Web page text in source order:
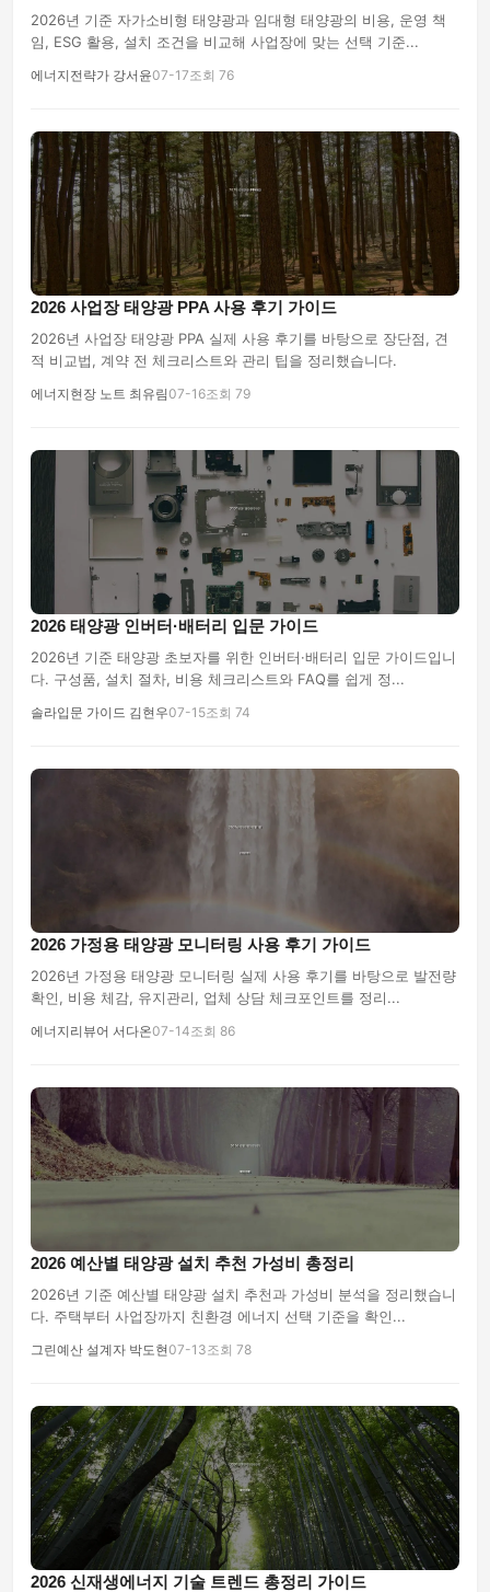
2026년 기준 자가소비형 태양광과 임대형 태양광의 비용, 운영 책
임, ESG 활용, 설치 조건을 비교해 사업장에 맞는 선택 기준...
에너지전략가 강서윤07-17조회 76
2026 사업장 태양광 PPA 사용 후기 가이드
2026년 사업장 태양광 PPA 실제 사용 후기를 바탕으로 장단점, 견
적 비교법, 계약 전 체크리스트와 관리 팁을 정리했습니다.
에너지현장 노트 최유림07-16조회 79
2026 태양광 인버터·배터리 입문 가이드
2026년 기준 태양광 초보자를 위한 인버터·배터리 입문 가이드입니
다. 구성품, 설치 절차, 비용 체크리스트와 FAQ를 쉽게 정...
솔라입문 가이드 김현우07-15조회 74
2026 가정용 태양광 모니터링 사용 후기 가이드
2026년 가정용 태양광 모니터링 실제 사용 후기를 바탕으로 발전량
확인, 비용 체감, 유지관리, 업체 상담 체크포인트를 정리...
에너지리뷰어 서다온07-14조회 86
2026 예산별 태양광 설치 추천 가성비 총정리
2026년 기준 예산별 태양광 설치 추천과 가성비 분석을 정리했습니
다. 주택부터 사업장까지 친환경 에너지 선택 기준을 확인...
그린예산 설계자 박도현07-13조회 78
2026 신재생에너지 기술 트렌드 총정리 가이드